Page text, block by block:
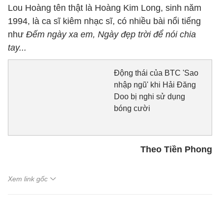
Lou Hoàng tên thật là Hoàng Kim Long, sinh năm
1994, là ca sĩ kiêm nhạc sĩ, có nhiều bài nổi tiếng
như Đếm ngày xa em, Ngày đẹp trời để nói chia
tay...
Động thái của BTC 'Sao
nhập ngũ' khi Hải Đăng
Doo bị nghi sử dụng
bóng cười
Theo Tiền Phong
Xem link gốc